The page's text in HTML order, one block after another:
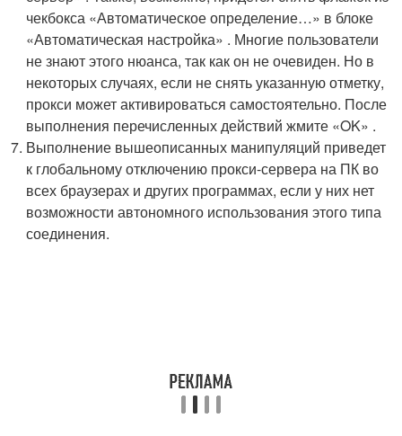
чекбокса «Автоматическое определение…» в блоке
«Автоматическая настройка» . Многие пользователи
не знают этого нюанса, так как он не очевиден. Но в
некоторых случаях, если не снять указанную отметку,
прокси может активироваться самостоятельно. После
выполнения перечисленных действий жмите «OK» .
Выполнение вышеописанных манипуляций приведет
к глобальному отключению прокси-сервера на ПК во
всех браузерах и других программах, если у них нет
возможности автономного использования этого типа
соединения.